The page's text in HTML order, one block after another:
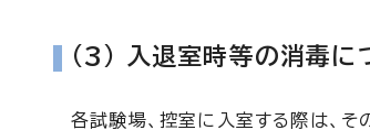
(3) 入退室時等の消毒に
各試験場、控室に入室する際は、